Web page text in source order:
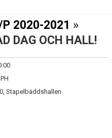
2020-2021 »
DAG OCH HALL!
Stapelbäddshallen